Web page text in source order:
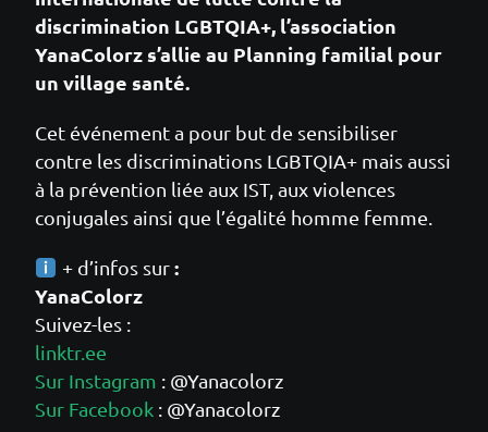
discrimination LGBTQIA+, l’association
YanaColorz s’allie au Planning familial pour
un village santé.
Cet événement a pour but de sensibiliser
contre les discriminations LGBTQIA+ mais aussi
à la prévention liée aux IST, aux violences
conjugales ainsi que l’égalité homme femme.
+ d’infos sur:
YanaColorz
Suivez-les :
linktr.ee
Sur Instagram : @Yanacolorz
Sur Facebook : @Yanacolorz